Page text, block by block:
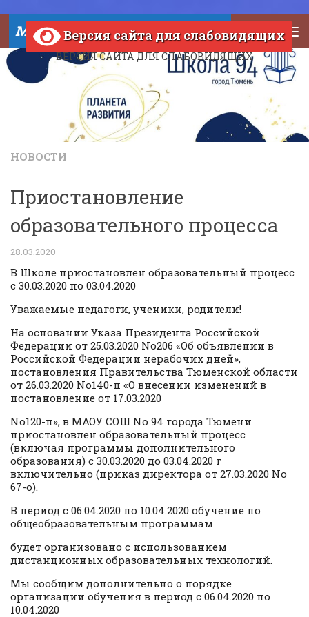
Skip to content
МАОУ СОШ №94 города Тюмени
ВЕРСИЯ САЙТА ДЛЯ СЛАБОВИДЯЩИХ
Версия сайта для слабовидящих
НОВОСТИ
Приостановление
образовательного процесса
28.03.2020
В Школе приостановлен образовательный процесс
с 30.03.2020 по 03.04.2020
Уважаемые педагоги, ученики, родители!
На основании Указа Президента Российской
Федерации от 25.03.2020 No206 «Об объявлении в
Российской Федерации нерабочих дней»,
постановления Правительства Тюменской области
от 26.03.2020 No140-п «О внесении изменений в
постановление от 17.03.2020
No120-п», в МАОУ СОШ No 94 города Тюмени
приостановлен образовательный процесс
(включая программы дополнительного
образования) с 30.03.2020 до 03.04.2020 г
включительно (приказ директора от 27.03.2020 No
67-о).
В период с 06.04.2020 по 10.04.2020 обучение по
общеобразовательным программам
будет организовано с использованием
дистанционных образовательных технологий.
Мы сообщим дополнительно о порядке
организации обучения в период с 06.04.2020 по
10.04.2020